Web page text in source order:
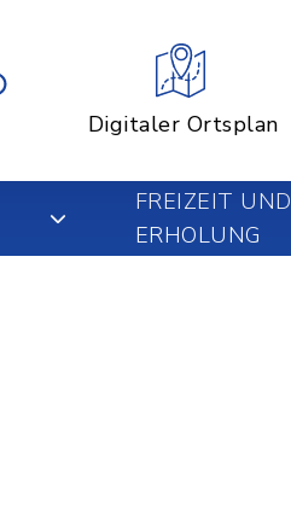
Digitaler Ortsplan
FREIZEIT UND
ERHOLUNG